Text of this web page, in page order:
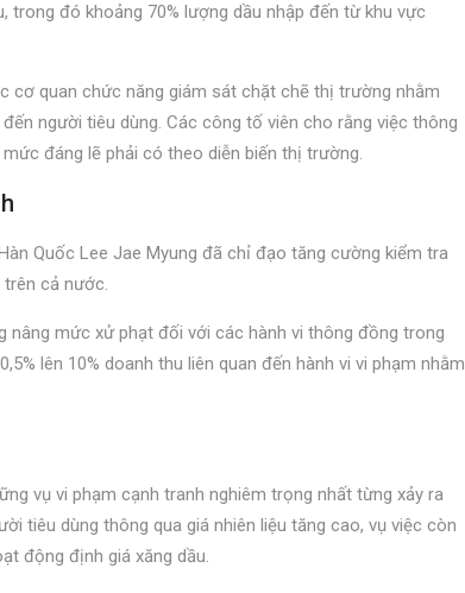
trong đó khoảng 70% lượng dầu nhập đến từ khu vực
cơ quan chức năng giám sát chặt chẽ thị trường nhằm
người tiêu dùng. Các công tố viên cho rằng việc thông
đáng lẽ phải có theo diễn biến thị trường.
Quốc Lee Jae Myung đã chỉ đạo tăng cường kiểm tra
trên cả nước.
nâng mức xử phạt đối với các hành vi thông đồng trong
lên 10% doanh thu liên quan đến hành vi vi phạm nhằm
vụ vi phạm cạnh tranh nghiêm trọng nhất từng xảy ra
tiêu dùng thông qua giá nhiên liệu tăng cao, vụ việc còn
động định giá xăng dầu.